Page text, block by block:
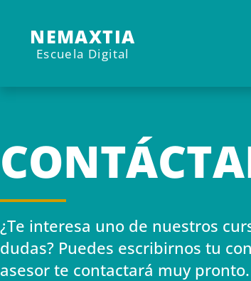
NEMAXTIA
Escuela Digital
¿Te interesa uno de nuestros
dudas? Puedes escribirnos tu
asesor te contactará muy pronto.